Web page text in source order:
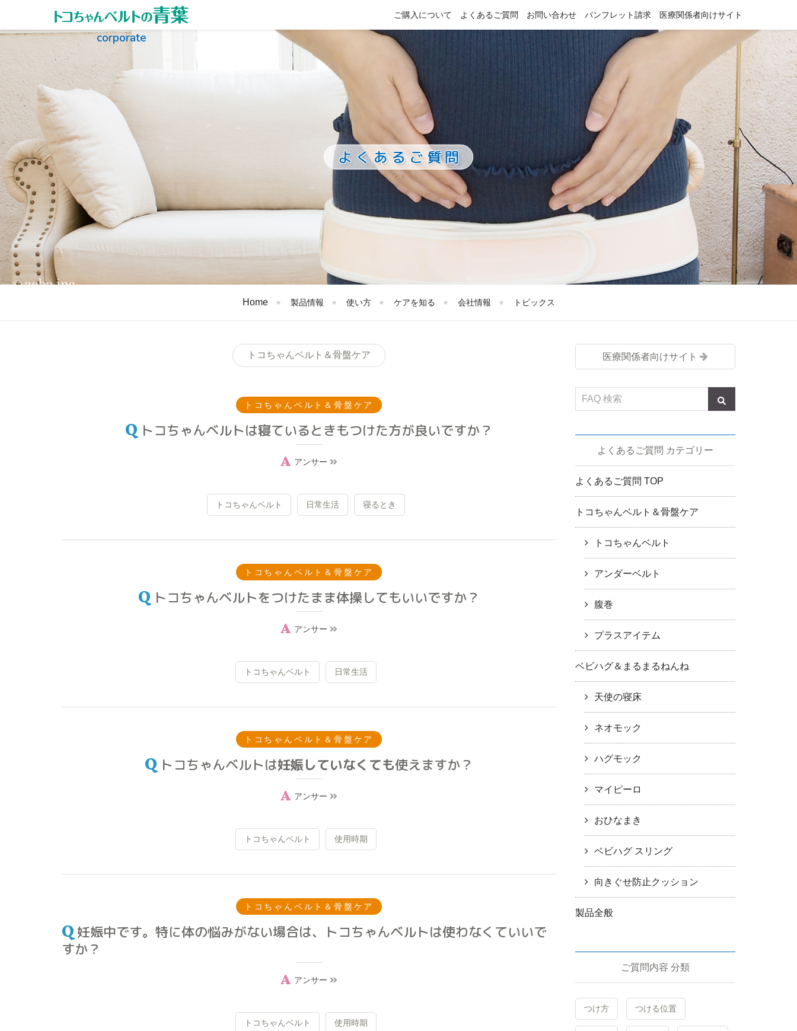
ご購入について よくあるご質問 お問い合わせ パンフレット請求 医療関係者向けサイト
corporate
よくあるご質問
Home 製品情報 使い方 ケアを知る 会社情報 トピックス
トコちゃんベルト＆骨盤ケア
トコちゃんベルト＆骨盤ケア
トコちゃんベルトは寝ているときもつけた方が良いですか？
アンサー
トコちゃんベルト 日常生活 寝るとき
トコちゃんベルト＆骨盤ケア
トコちゃんベルトをつけたまま体操してもいいですか？
アンサー
トコちゃんベルト 日常生活
トコちゃんベルト＆骨盤ケア
トコちゃんベルトは妊娠していなくても使えますか？
アンサー
トコちゃんベルト 使用時期
トコちゃんベルト＆骨盤ケア
妊娠中です。特に体の悩みがない場合は、トコちゃんベルトは使わなくていいで
すか？
アンサー
トコちゃんベルト 使用時期
医療関係者向けサイト
よくあるご質問 カテゴリー
よくあるご質問 TOP
トコちゃんベルト＆骨盤ケア
トコちゃんベルト
アンダーベルト
腹巻
プラスアイテム
ベビハグ＆まるまるねんね
天使の寝床
ネオモック
ハグモック
マイピーロ
おひなまき
ベビハグ スリング
向きぐせ防止クッション
製品全般
ご質問内容 分類
つけ方 つける位置